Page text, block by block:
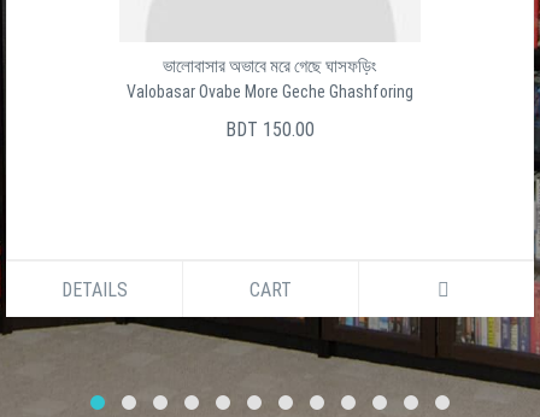
ভালোবাসার অভাবে মরে গেছে ঘাসফড়িং
Valobasar Ovabe More Geche Ghashforing
BDT 150.00
DETAILS CART